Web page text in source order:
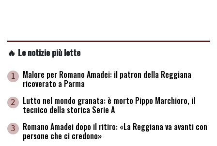
🔥 Le notizie più lette
1 Malore per Romano Amadei: il patron della Reggiana
ricoverato a Parma
2 Lutto nel mondo granata: è morto Pippo Marchioro, il
tecnico della storica Serie A
3 Romano Amadei dopo il ritiro: «La Reggiana va avanti con
persone che ci credono»